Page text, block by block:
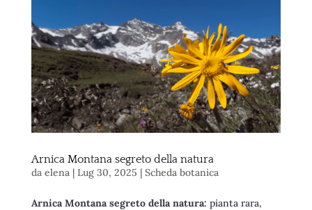
Arnica Montana segreto della natura
da elena| Lug 30, 2025 | Scheda botanica
Arnica Montana segreto della natura: pianta rara,